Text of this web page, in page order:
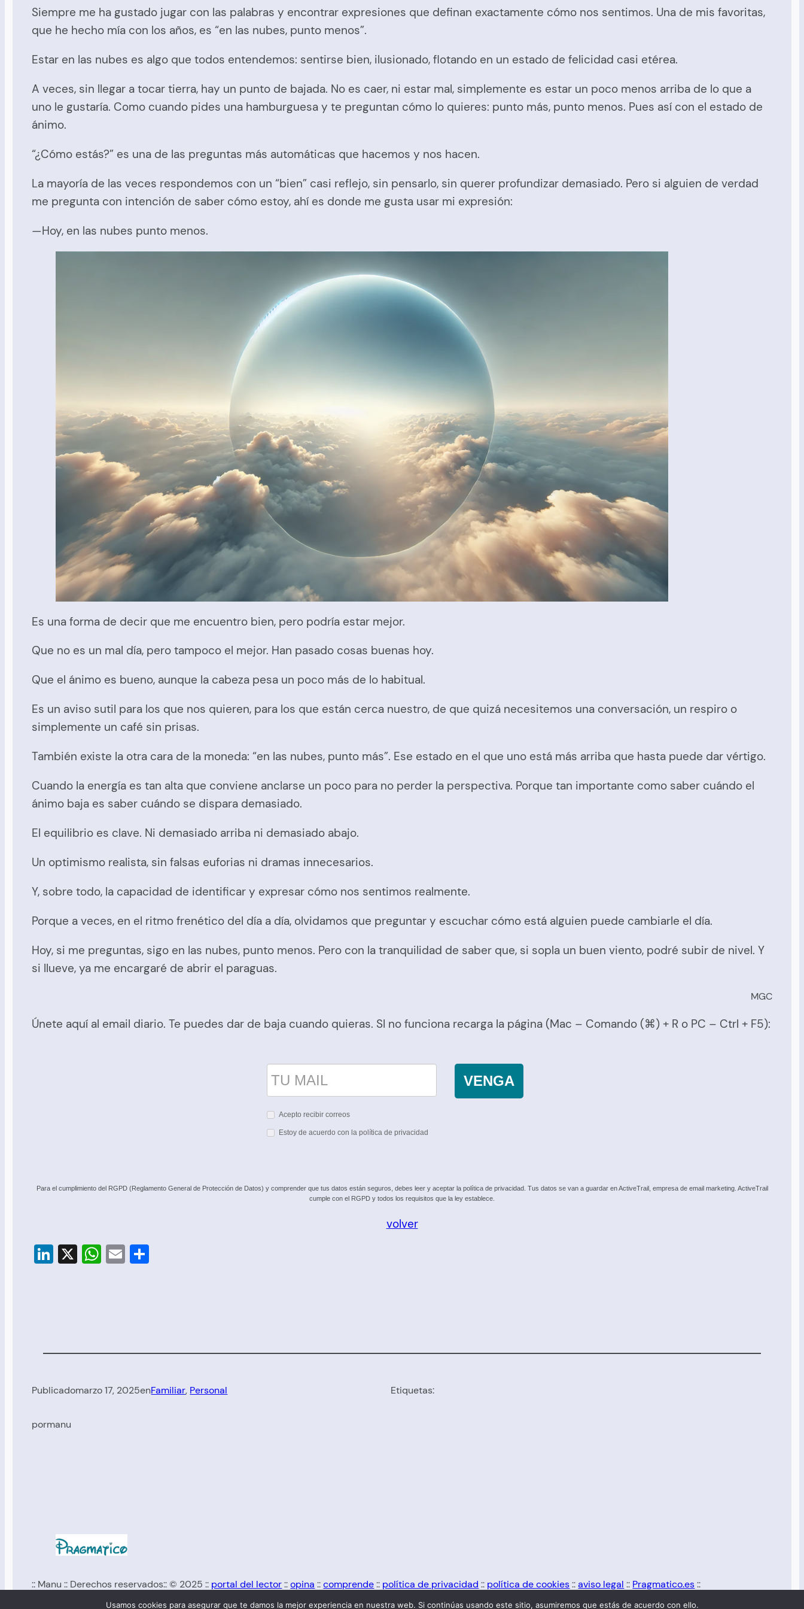
Siempre me ha gustado jugar con las palabras y encontrar expresiones que definan exactamente cómo nos sentimos. Una de mis favoritas,
que he hecho mía con los años, es “en las nubes, punto menos”.
Estar en las nubes es algo que todos entendemos: sentirse bien, ilusionado, flotando en un estado de felicidad casi etérea.
A veces, sin llegar a tocar tierra, hay un punto de bajada. No es caer, ni estar mal, simplemente es estar un poco menos arriba de lo que a
uno le gustaría. Como cuando pides una hamburguesa y te preguntan cómo lo quieres: punto más, punto menos. Pues así con el estado de
ánimo.
“¿Cómo estás?” es una de las preguntas más automáticas que hacemos y nos hacen.
La mayoría de las veces respondemos con un “bien” casi reflejo, sin pensarlo, sin querer profundizar demasiado. Pero si alguien de verdad
me pregunta con intención de saber cómo estoy, ahí es donde me gusta usar mi expresión:
—Hoy, en las nubes punto menos.
Es una forma de decir que me encuentro bien, pero podría estar mejor.
Que no es un mal día, pero tampoco el mejor. Han pasado cosas buenas hoy.
Que el ánimo es bueno, aunque la cabeza pesa un poco más de lo habitual.
Es un aviso sutil para los que nos quieren, para los que están cerca nuestro, de que quizá necesitemos una conversación, un respiro o
simplemente un café sin prisas.
También existe la otra cara de la moneda: “en las nubes, punto más”. Ese estado en el que uno está más arriba que hasta puede dar vértigo.
Cuando la energía es tan alta que conviene anclarse un poco para no perder la perspectiva. Porque tan importante como saber cuándo el
ánimo baja es saber cuándo se dispara demasiado.
El equilibrio es clave. Ni demasiado arriba ni demasiado abajo.
Un optimismo realista, sin falsas euforias ni dramas innecesarios.
Y, sobre todo, la capacidad de identificar y expresar cómo nos sentimos realmente.
Porque a veces, en el ritmo frenético del día a día, olvidamos que preguntar y escuchar cómo está alguien puede cambiarle el día.
Hoy, si me preguntas, sigo en las nubes, punto menos. Pero con la tranquilidad de saber que, si sopla un buen viento, podré subir de nivel. Y
si llueve, ya me encargaré de abrir el paraguas.
MGC
Únete aquí al email diario. Te puedes dar de baja cuando quieras. SI no funciona recarga la página (Mac – Comando (⌘) + R o PC – Ctrl + F5):
Acepto recibir correos
Estoy de acuerdo con la política de privacidad
VENGA
Para el cumplimiento del RGPD (Reglamento General de Protección de Datos) y comprender que tus datos están seguros, debes leer y aceptar la política de privacidad. Tus datos se van a guardar en ActiveTrail, empresa de email marketing. ActiveTrail
cumple con el RGPD y todos los requisitos que la ley establece.
volver
LinkedIn
X WhatsApp
Email
Publicadomarzo 17, 2025enFamiliar, Personal
pormanu
Etiquetas:
:: Manu :: Derechos reservados:: © 2025 :: portal del lector::opina ::comprende:: política de privacidad :: política de cookies::aviso legal :: Pragmatico.es::
Usamos cookies para asegurar que te damos la mejor experiencia en nuestra web. Si continúas usando este sitio, asumiremos que estás de acuerdo con ello.